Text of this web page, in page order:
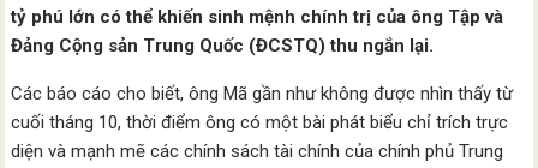
tỷ phú lớn có thể khiến sinh mệnh chính trị của ông Tập và
Đảng Cộng sản Trung Quốc (ĐCSTQ) thu ngắn lại.
Các báo cáo cho biết, ông Mã gần như không được nhìn thấy từ
cuối tháng 10, thời điểm ông có một bài phát biểu chỉ trích trực
diện và mạnh mẽ các chính sách tài chính của chính phủ Trung